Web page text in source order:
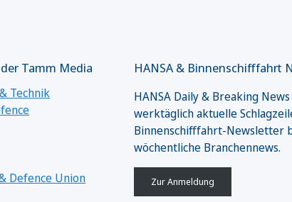
Tamm Media
Technik
Defence Union
HANSA & Binnenschifffahrt
HANSA Daily & Breaking
werktäglich aktuelle
Binnenschifffahrt-Newsletter
wöchentliche Branchennews.
Zur Anmeldung